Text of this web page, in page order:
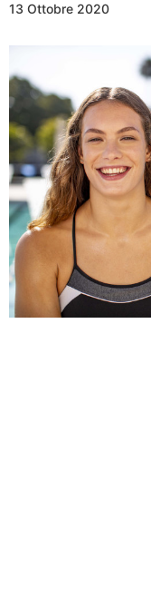
13 Ottobre 2020